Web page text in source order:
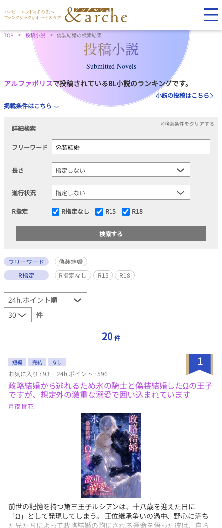
TOP 投稿小説 偽装結婚の検索結果
Submitted Novels
アルファポリスで投稿されているBL小説のランキングです。
小説の投稿はこちら
掲載条件はこちら
詳細検索
×検索条件をクリアする
フリーワード
長さ
進行状況
R指定 R指定なし R15 R18
フリーワード
偽装結婚
R指定
R指定なし R15 R18
件
20 件
1
短編 完結 なし
お気に入り : 93 24h.ポイント : 596
政略結婚から逃れるため氷の騎士と偽装結婚したΩの王子
ですが、想定外の激重な溺愛で囲い込まれています
月夜 闇花
前世の記憶を持つ第三王子ルシアンは、十八歳を迎えた日に
「Ω」として発現してしまう。 王位継承争いの渦中、野心に満ち
た兄たちによって政略結婚の駒にされる運命を悟った彼は、自ら